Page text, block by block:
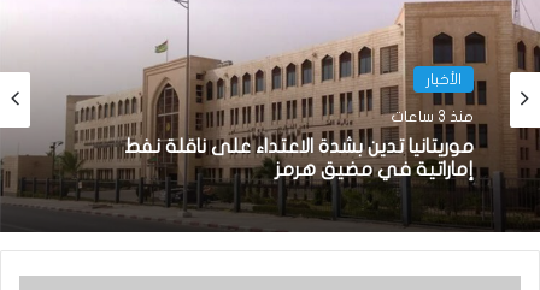
الأخبار
منذ 3 ساعات
موريتانيا تدين بشدة الاعتداء على ناقلة نفط
إماراتية في مضيق هرمز